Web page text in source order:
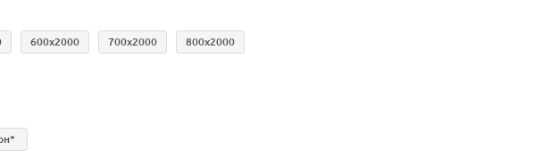
600х2000 700х2000 800х2000